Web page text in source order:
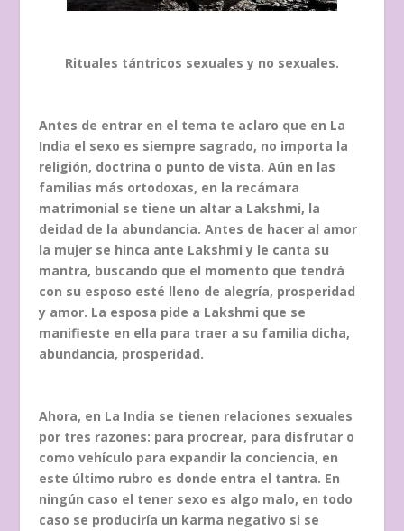
Rituales tántricos sexuales y no sexuales.
Antes de entrar en el tema te aclaro que en La
India el sexo es siempre sagrado, no importa la
religión, doctrina o punto de vista. Aún en las
familias más ortodoxas, en la recámara
matrimonial se tiene un altar a Lakshmi, la
deidad de la abundancia. Antes de hacer al amor
la mujer se hinca ante Lakshmi y le canta su
mantra, buscando que el momento que tendrá
con su esposo esté lleno de alegría, prosperidad
y amor. La esposa pide a Lakshmi que se
manifieste en ella para traer a su familia dicha,
abundancia, prosperidad.
Ahora, en La India se tienen relaciones sexuales
por tres razones: para procrear, para disfrutar o
como vehículo para expandir la conciencia, en
este último rubro es donde entra el tantra. En
ningún caso el tener sexo es algo malo, en todo
caso se produciría un karma negativo si se